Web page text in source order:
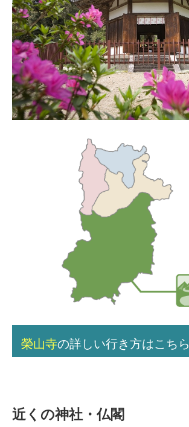
榮山寺の詳しい行き方はこちら
近くの神社・仏閣